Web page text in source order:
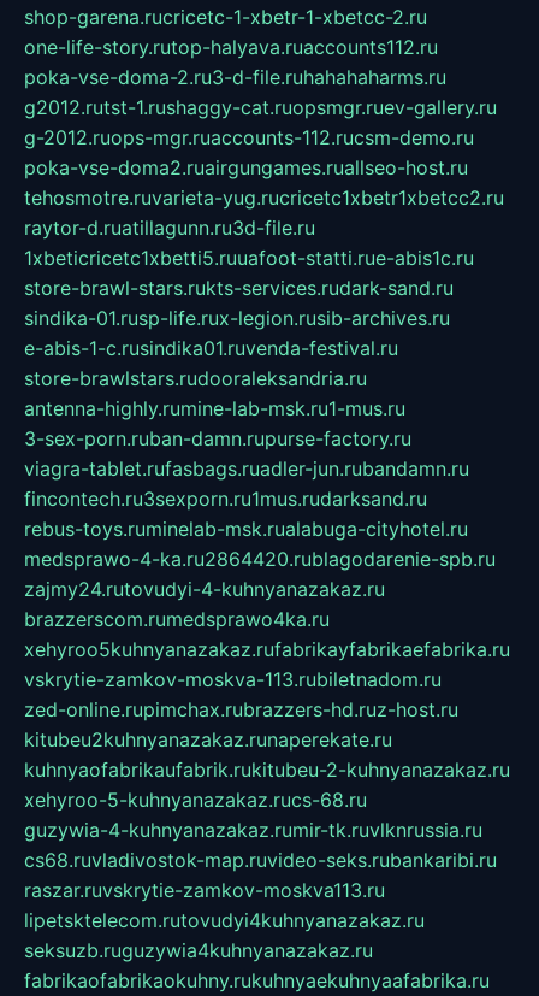
shop-garena.rucricetc-1-xbetr-1-xbetcc-2.ru
one-life-story.rutop-halyava.ruaccounts112.ru
poka-vse-doma-2.ru3-d-file.ruhahahaharms.ru
g2012.rutst-1.rushaggy-cat.ruopsmgr.ruev-gallery.ru
g-2012.ruops-mgr.ruaccounts-112.rucsm-demo.ru
poka-vse-doma2.ruairgungames.ruallseo-host.ru
tehosmotre.ruvarieta-yug.rucricetc1xbetr1xbetcc2.ru
raytor-d.ruatillagunn.ru3d-file.ru
1xbeticricetc1xbetti5.ruuafoot-statti.rue-abis1c.ru
store-brawl-stars.rukts-services.rudark-sand.ru
sindika-01.rusp-life.rux-legion.rusib-archives.ru
e-abis-1-c.rusindika01.ruvenda-festival.ru
store-brawlstars.rudooraleksandria.ru
antenna-highly.rumine-lab-msk.ru1-mus.ru
3-sex-porn.ruban-damn.rupurse-factory.ru
viagra-tablet.rufasbags.ruadler-jun.rubandamn.ru
fincontech.ru3sexporn.ru1mus.rudarksand.ru
rebus-toys.ruminelab-msk.rualabuga-cityhotel.ru
medsprawo-4-ka.ru2864420.rublagodarenie-spb.ru
zajmy24.rutovudyi-4-kuhnyanazakaz.ru
brazzerscom.rumedsprawo4ka.ru
xehyroo5kuhnyanazakaz.rufabrikayfabrikaefabrika.ru
vskrytie-zamkov-moskva-113.rubiletnadom.ru
zed-online.rupimchax.rubrazzers-hd.ruz-host.ru
kitubeu2kuhnyanazakaz.runaperekate.ru
kuhnyaofabrikaufabrik.rukitubeu-2-kuhnyanazakaz.ru
xehyroo-5-kuhnyanazakaz.rucs-68.ru
guzywia-4-kuhnyanazakaz.rumir-tk.ruvlknrussia.ru
cs68.ruvladivostok-map.ruvideo-seks.rubankaribi.ru
raszar.ruvskrytie-zamkov-moskva113.ru
lipetsktelecom.rutovudyi4kuhnyanazakaz.ru
seksuzb.ruguzywia4kuhnyanazakaz.ru
fabrikaofabrikaokuhny.rukuhnyaekuhnyaafabrika.ru